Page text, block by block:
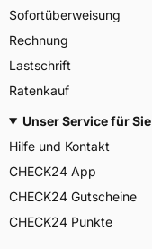
Sofortüberweisung
Rechnung
Lastschrift
Ratenkauf
Unser Service für Sie
Hilfe und Kontakt
CHECK24 App
CHECK24 Gutscheine
CHECK24 Punkte